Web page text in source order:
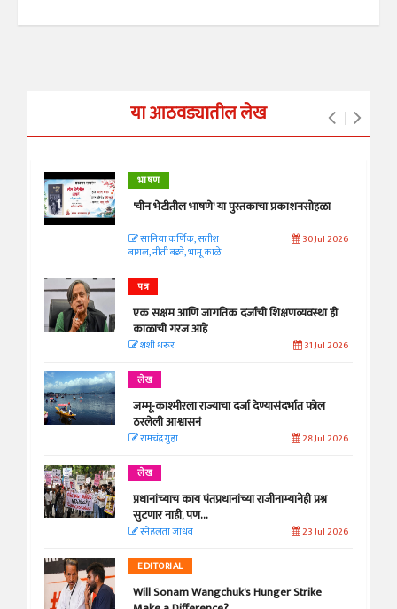
या आठवड्यातील लेख
भाषण
'चीन भेटीतील भाषणे' या पुस्तकाचा प्रकाशनसोहळा
सानिया कर्णिक, सतीश
बागल, नीती बडवे, भानू काळे
30 Jul 2026
पत्र
एक सक्षम आणि जागतिक दर्जाची शिक्षणव्यवस्था ही
काळाची गरज आहे
शशी थरूर 31 Jul 2026
लेख
जम्मू-काश्मीरला राज्याचा दर्जा देण्यासंदर्भात फोल
ठरलेली आश्वासनं
रामचंद्र गुहा 28 Jul 2026
लेख
प्रधानांच्याच काय पंतप्रधानांच्या राजीनाम्यानेही प्रश्न
सुटणार नाही, पण...
स्नेहलता जाधव 23 Jul 2026
EDITORIAL
Will Sonam Wangchuk's Hunger Strike